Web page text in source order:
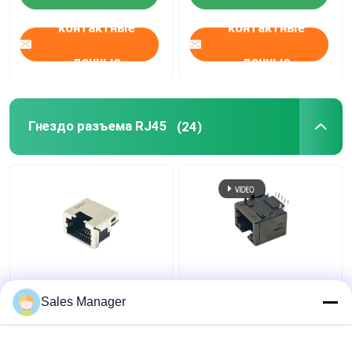
контактные
данные
ногами
контактные
данные
Гнездо разъема RJ45 (24)
Наполовину
защищаемый порт
1.5АМП Джек гнезда
Sales Manager